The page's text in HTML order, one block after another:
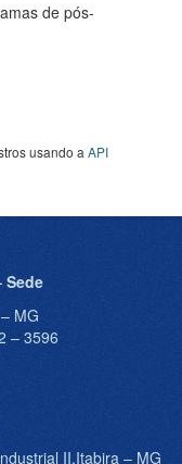
de pós-
usando a API
Sede
MG
– 3596
II,Itabira – MG